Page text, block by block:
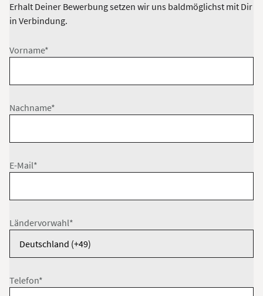
Erhalt Deiner Bewerbung setzen wir uns baldmöglichst mit Dir
in Verbindung.
Vorname*
Nachname*
E-Mail*
Ländervorwahl*
Telefon*